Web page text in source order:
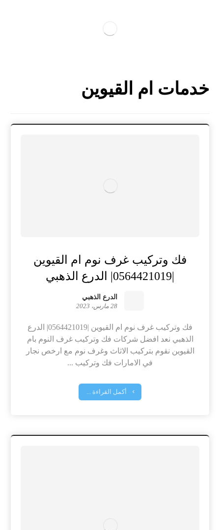
خدمات ام القيوين
فك وتركيب غرف نوم ام القيوين
|0564421019| الدرع الذهبي
الدرع الذهبي
28 مارس، 2023
فك وتركيب غرف نوم ام القيوين |0564421019| الدرع
الذهبي نعد افضل شركات فك وتركيب غرف النوم بام
القيوين نقوم بتركيب الاثاث وغرف نوم مع ارخص نجار
في الامارات فك وتركيب ...
أكمل القراءة ...